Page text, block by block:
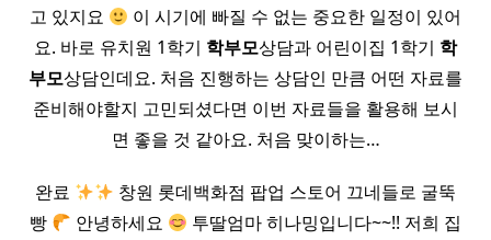
고 있지요
이 시기에 빠질 수 없는 중요한 일정이 있어
요. 바로 유치원 1학기 학부모상담과 어린이집 1학기 학
부모상담인데요. 처음 진행하는 상담인 만큼 어떤 자료를
준비해야할지 고민되셨다면 이번 자료들을 활용해 보시
면 좋을 것 같아요. 처음 맞이하는…
완료
창원 롯데백화점 팝업 스토어 끄네들로 굴뚝
빵
안녕하세요
투딸엄마 히나밍입니다~~!! 저희 집